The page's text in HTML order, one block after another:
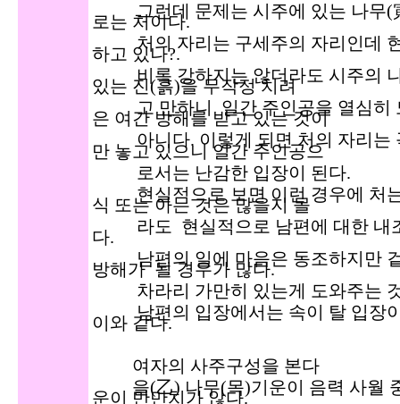
그런데 문제는 시주에 있는 나무(
로는 처이다.
처의 자리는 구세주의 자리인데 현
하고 있나?.
비록 강하지는 않더라도 시주의 나
있는 진(흙)을 무작정 치려
고 만하니 일간 주인공을 열심히
은 여간 방해를 받고 있는 것이
아니다. 이렇게 되면 처의 자리
만 놓고 있으니 일간 주인공으
로서는 난감한 입장이 된다.
현실적으로 보면 이런 경우에 처는
식 또는 아는 것은 많을지 몰
라도 현실적으로 남편에 대한 내
다.
남편의 일에 마음은 동조하지만 겉
방해가 될 경우가 많다.
차라리 가만히 있는게 도와주는
남편의 입장에서는 속이 탈 입장이
이와 같다.
여자의 사주구성을 본다
을(乙) 나무(목)기운이 음력 사월 중
운이 만만치가 않다.